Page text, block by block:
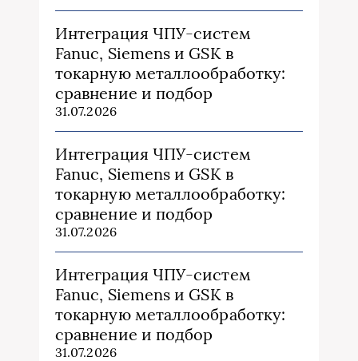
Интеграция ЧПУ-систем
Fanuc, Siemens и GSK в
токарную металлообработку:
сравнение и подбор
31.07.2026
Интеграция ЧПУ-систем
Fanuc, Siemens и GSK в
токарную металлообработку:
сравнение и подбор
31.07.2026
Интеграция ЧПУ-систем
Fanuc, Siemens и GSK в
токарную металлообработку:
сравнение и подбор
31.07.2026